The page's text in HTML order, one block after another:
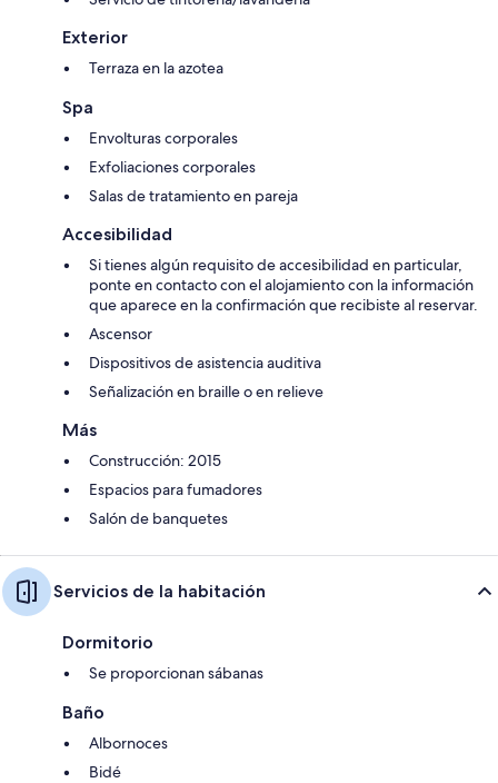
Exterior
Terraza en la azotea
Spa
Envolturas corporales
Exfoliaciones corporales
Salas de tratamiento en pareja
Accesibilidad
Si tienes algún requisito de accesibilidad en particular,
ponte en contacto con el alojamiento con la información
que aparece en la confirmación que recibiste al reservar.
Ascensor
Dispositivos de asistencia auditiva
Señalización en braille o en relieve
Más
Construcción: 2015
Espacios para fumadores
Salón de banquetes
Servicios de la habitación
Dormitorio
Se proporcionan sábanas
Baño
Albornoces
Bidé